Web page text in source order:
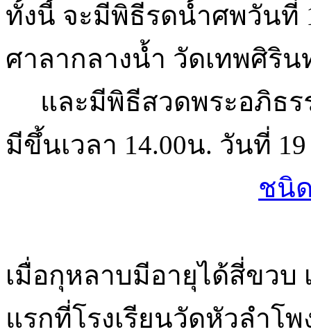
ทั้งนี้ จะมีพิธีรดน้ำศพวันที่
ศาลากลางน้ำ วัดเทพศิริ
และมีพิธีสวดพระอภิธร
มีขึ้นเวลา 14.00น. วันที่
ชนิ
เมื่อกุหลาบมีอายุได้สี่ขวบ
แรกที่โรงเรียนวัดหัวลำโ